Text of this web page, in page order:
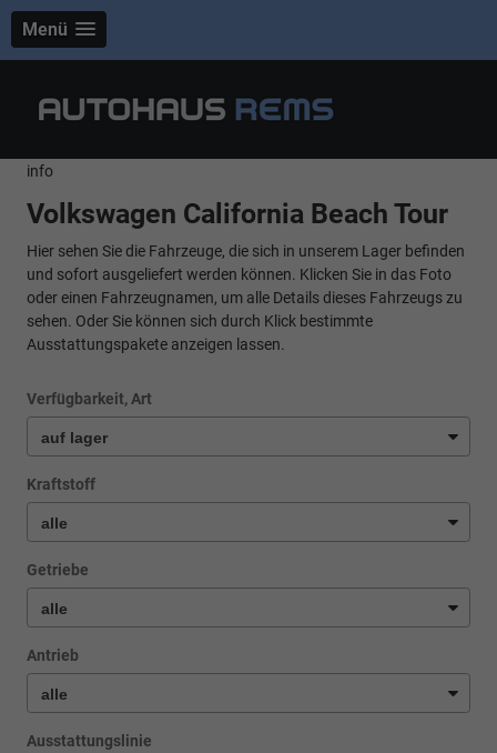
Menü
info
Volkswagen California Beach Tour
Hier sehen Sie die Fahrzeuge, die sich in unserem Lager befinden
und sofort ausgeliefert werden können. Klicken Sie in das Foto
oder einen Fahrzeugnamen, um alle Details dieses Fahrzeugs zu
sehen. Oder Sie können sich durch Klick bestimmte
Ausstattungspakete anzeigen lassen.
Verfügbarkeit, Art
Kraftstoff
Getriebe
Antrieb
Ausstattungslinie